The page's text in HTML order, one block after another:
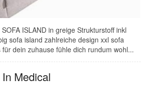
ISLAND in greige Strukturstoff inkl
sofa island zahlreiche design xxl sofa
dein zuhause fühle dich rundum wohl...
Medical